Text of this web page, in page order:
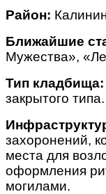
Район:
Ближайшие
Мужества»,
Тип кладбища:
закрытого типа.
захоронений,
места для
оформления
могилами.